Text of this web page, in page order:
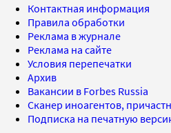
Контактная информация
Правила обработки
Реклама в журнале
Реклама на сайте
Условия перепечатки
Архив
Вакансии в Forbes Russia
Сканер иноагентов,
Подписка на печатную